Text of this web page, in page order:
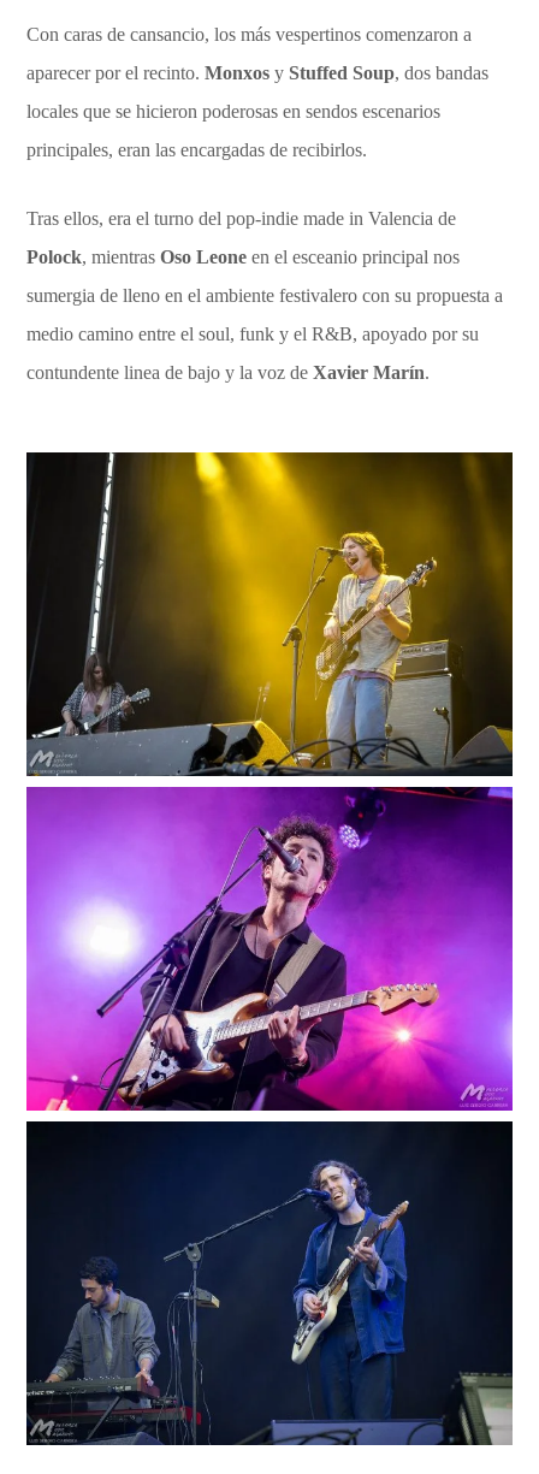
Con caras de cansancio, los más vespertinos comenzaron a
aparecer por el recinto.Monxos y Stuffed Soup, dos bandas
locales que se hicieron poderosas en sendos escenarios
principales, eran las encargadas de recibirlos.
Tras ellos, era el turno del pop-indie made in Valencia de
Polock, mientrasOso Leone en el esceanio principal nos
sumergia de lleno en el ambiente festivalero con su propuesta a
medio camino entre el soul, funk y el R&B, apoyado por su
contundente linea de bajo y la voz deXavier Marín.